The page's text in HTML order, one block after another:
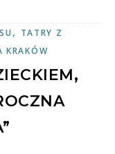
, TATRY Z
KRAKÓW